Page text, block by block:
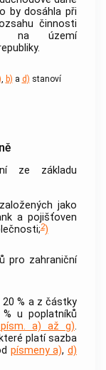
by dosáhla při
činnosti
na území
b) a d) stanoví
ze základu
jako
a pojišťoven
;2)
pro zahraniční
20 % a z částky
u poplatníků
a) až g).
platí sazba
písmeny a), d)